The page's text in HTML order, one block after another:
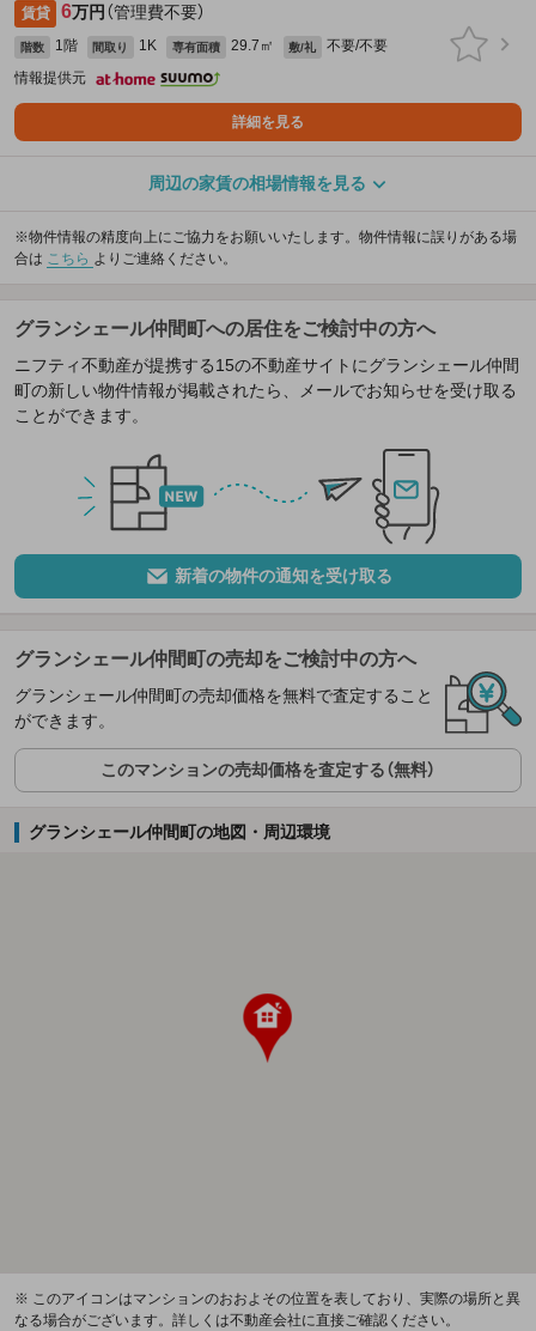
賃貸 6万円 （管理費不要）
階数 1階 間取り 1K 専有面積 29.7㎡ 敷/礼
不要/不要
情報提供元
詳細を見る
周辺の家賃の相場情報を見る
※物件情報の精度向上にご協力をお願いいたします。物件情報に誤りがある場
合は こちら よりご連絡ください。
グランシェール仲間町への居住をご検討中の方へ
ニフティ不動産が提携する15の不動産サイトにグランシェール仲間
町の新しい物件情報が掲載されたら、メールでお知らせを受け取る
ことができます。
新着の物件の通知を受け取る
グランシェール仲間町の売却をご検討中の方へ
グランシェール仲間町の売却価格を無料で査定すること
ができます。
このマンションの売却価格を査定する（無料）
グランシェール仲間町の地図・周辺環境
※ このアイコンはマンションのおおよその位置を表しており、実際の場所と異
なる場合がございます。詳しくは不動産会社に直接ご確認ください。